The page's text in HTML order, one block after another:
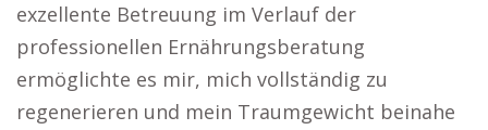
exzellente Betreuung im Verlauf der
professionellen Ernährungsberatung
ermöglichte es mir, mich vollständig zu
regenerieren und mein Traumgewicht beinahe